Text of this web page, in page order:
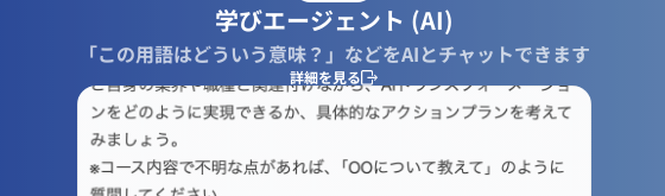
学びエージェント (AI)
「この用語はどういう意味？」などをAIとチャットできます
詳細を見る